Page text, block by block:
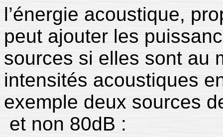
l’énergie acoustique,
peut ajouter les
sources si elles sont au
intensités acoustiques
exemple deux sources
et non 80dB :